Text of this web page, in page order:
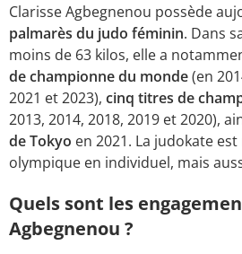
Clarisse Agbegnenou possède
palmarès du judo féminin. Dans
moins de 63 kilos, elle a
de championne du monde(en
2021 et 2023), cinq titres de
2013, 2014, 2018, 2019 et 2020),
de Tokyo en 2021. La judokate
olympique en individuel, mais
Quels sont les
Agbegnenou ?